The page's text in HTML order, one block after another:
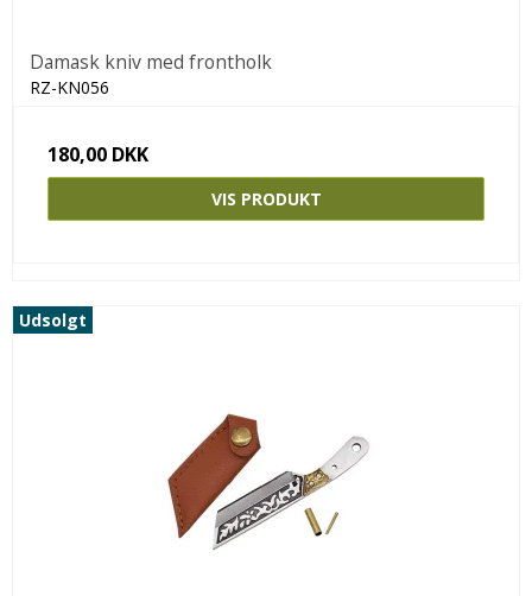
Damask kniv med frontholk
RZ-KN056
180,00 DKK
VIS PRODUKT
Udsolgt